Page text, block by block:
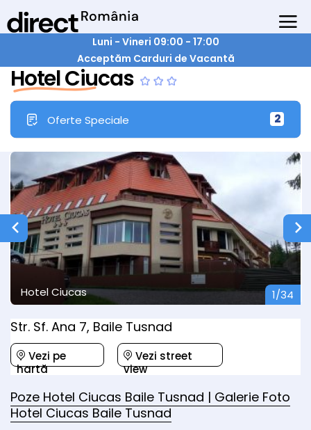
Luni - Vineri 09:00 - 17:00
Acceptăm Carduri de Vacantă
Hotel Ciucas
Oferte Speciale 2
Hotel Ciucas 1/34
Str. Sf. Ana 7, Baile Tusnad
Vezi pe
hartă
Vezi street
view
Poze Hotel Ciucas Baile Tusnad | Galerie Foto
Hotel Ciucas Baile Tusnad